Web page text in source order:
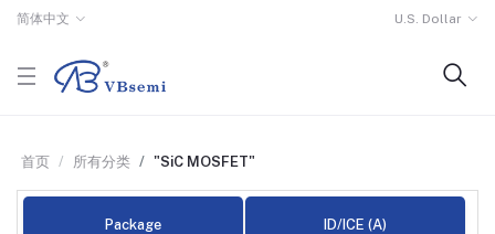
简体中文 U.S. Dollar
首页 所有分类 "SiC MOSFET"
Package ID/ICE (A)